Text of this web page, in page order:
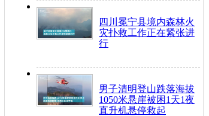
四川冕宁县境内森林火
灾扑救工作正在紧张进
行
男子清明登山跌落海拔
1050米悬崖被困1天1夜
直升机悬停救起